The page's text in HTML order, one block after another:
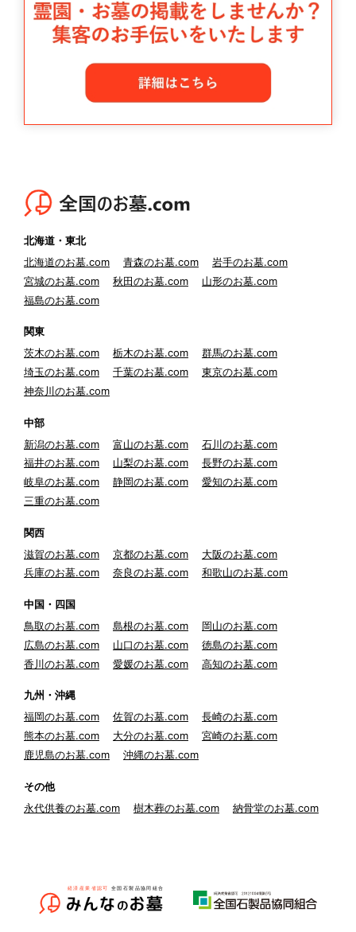
北海道・東北
北海道のお墓.com
青森のお墓.com
岩手のお墓.com
宮城のお墓.com
秋田のお墓.com
山形のお墓.com
福島のお墓.com
関東
茨木のお墓.com
栃木のお墓.com
群馬のお墓.com
埼玉のお墓.com
千葉のお墓.com
東京のお墓.com
神奈川のお墓.com
中部
新潟のお墓.com
富山のお墓.com
石川のお墓.com
福井のお墓.com
山梨のお墓.com
長野のお墓.com
岐阜のお墓.com
静岡のお墓.com
愛知のお墓.com
三重のお墓.com
関西
滋賀のお墓.com
京都のお墓.com
大阪のお墓.com
兵庫のお墓.com
奈良のお墓.com 和歌山のお墓.com
中国・四国
鳥取のお墓.com
島根のお墓.com
岡山のお墓.com
広島のお墓.com
山口のお墓.com
徳島のお墓.com
香川のお墓.com
愛媛のお墓.com 高知のお墓.com
九州・沖縄
福岡のお墓.com
佐賀のお墓.com
長崎のお墓.com
熊本のお墓.com
大分のお墓.com
宮崎のお墓.com
鹿児島のお墓.com
沖縄のお墓.com
その他
永代供養のお墓.com
樹木葬のお墓.com 納骨堂のお墓.com